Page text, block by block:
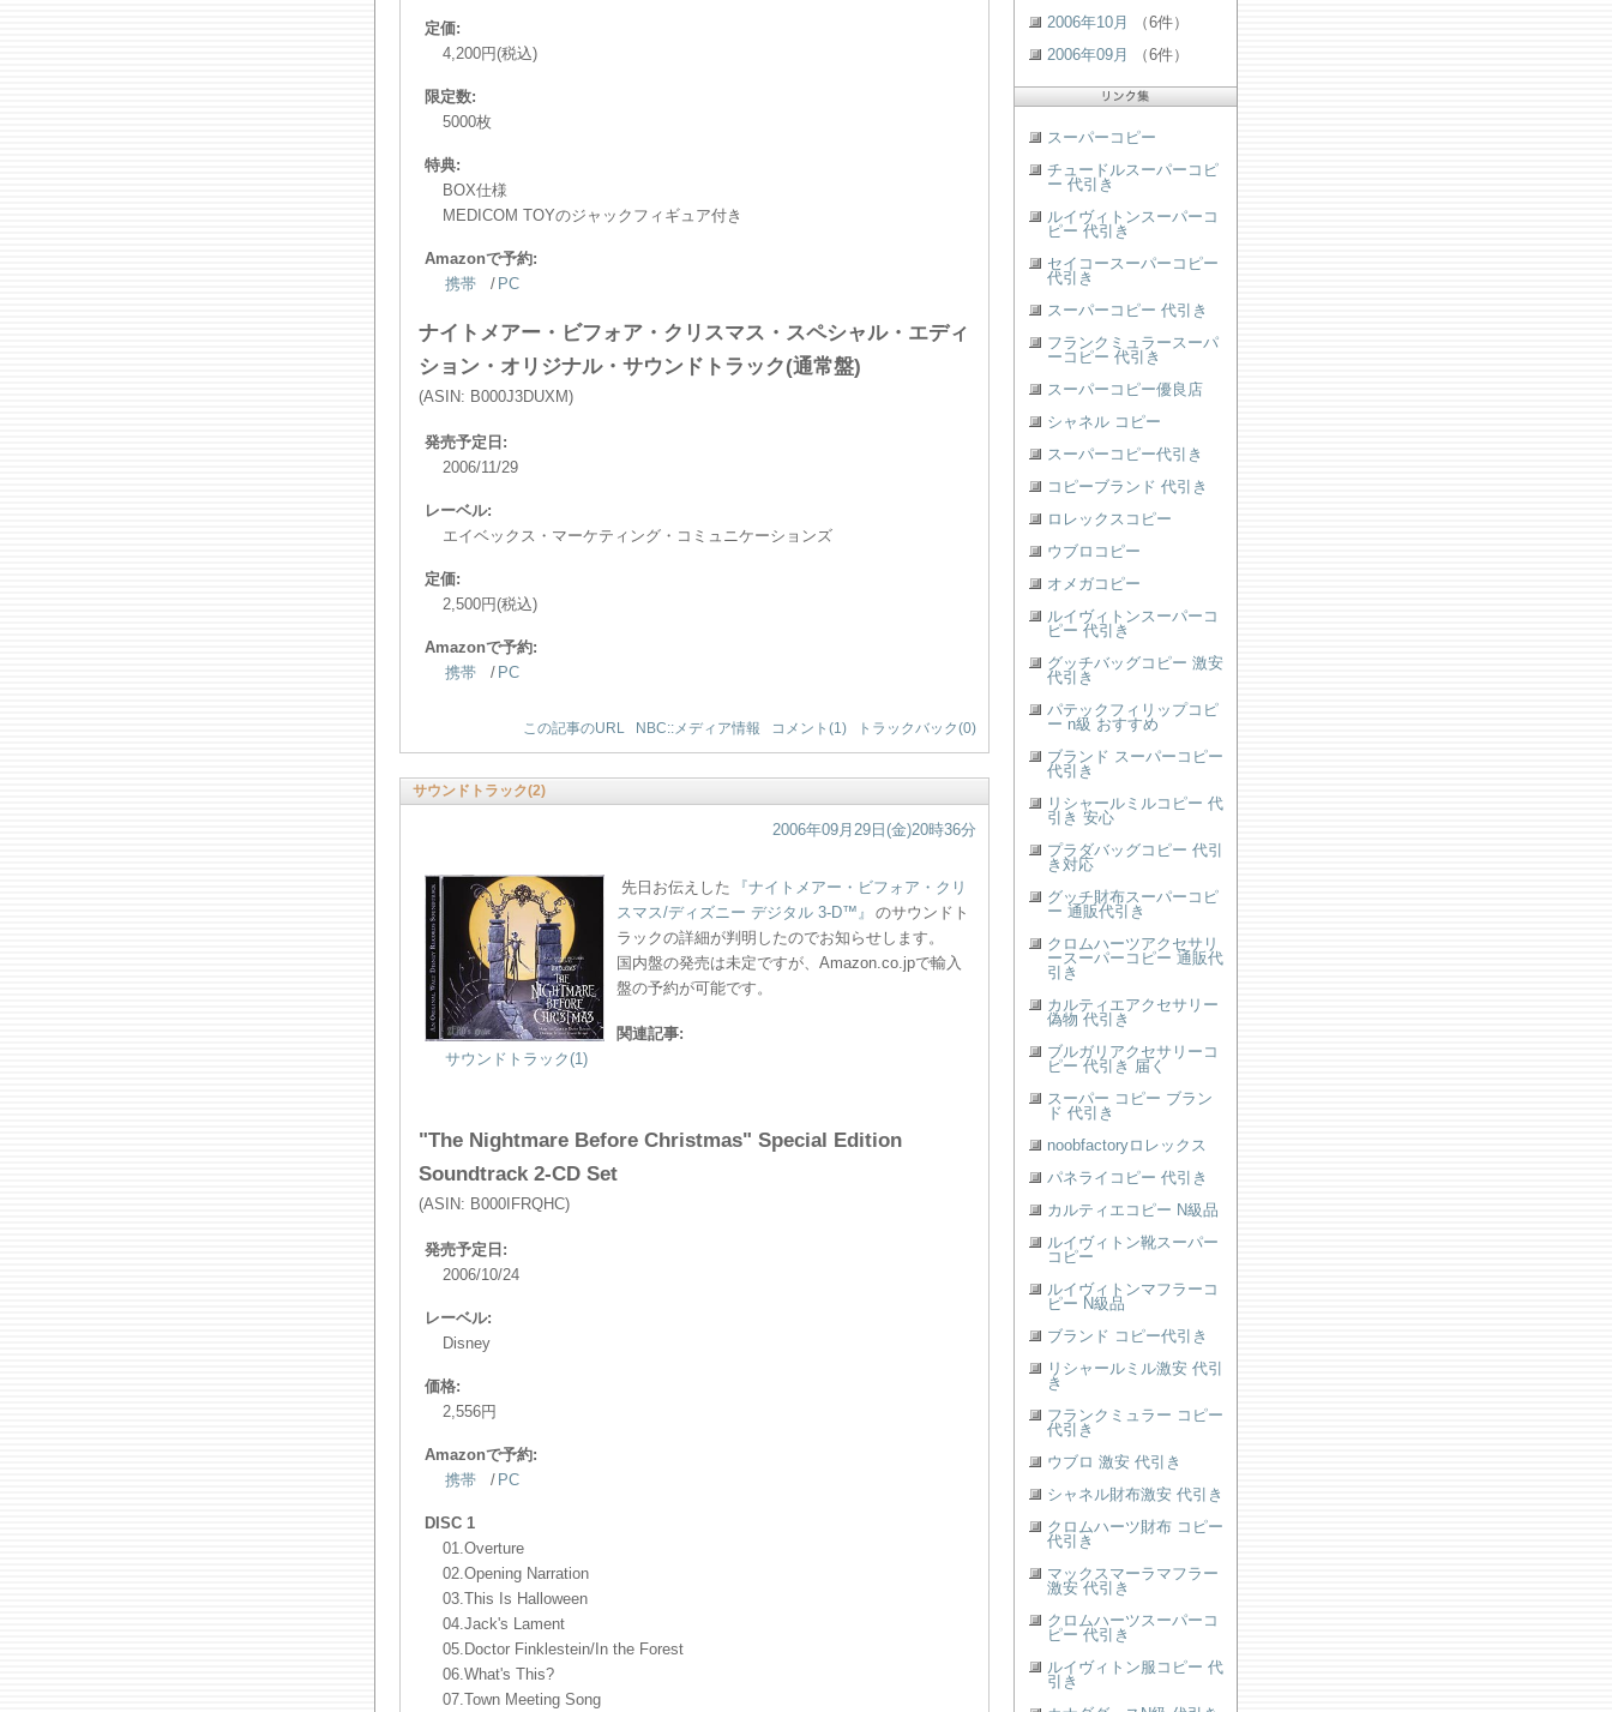
2006年10月
（6件）
2006年09月
（6件）
スーパーコピー
チュードルスーパーコピ
ー 代引き
ルイヴィトンスーパーコ
ピー 代引き
セイコースーパーコピー
代引き
スーパーコピー 代引き
フランクミュラースーパ
ーコピー 代引き
スーパーコピー優良店
シャネル コピー
スーパーコピー代引き
コピーブランド 代引き
ロレックスコピー
ウブロコピー
オメガコピー
ルイヴィトンスーパーコ
ピー 代引き
グッチバッグコピー 激安
代引き
パテックフィリップコピ
ー n級 おすすめ
ブランド スーパーコピー
代引き
リシャールミルコピー 代
引き 安心
プラダバッグコピー 代引
き対応
グッチ財布スーパーコピ
ー 通販代引き
クロムハーツアクセサリ
ースーパーコピー 通販代
引き
カルティエアクセサリー
偽物 代引き
ブルガリアクセサリーコ
ピー 代引き 届く
スーパー コピー ブラン
ド 代引き
noobfactoryロレックス
パネライコピー 代引き
カルティエコピー N級品
ルイヴィトン靴スーパー
コピー
ルイヴィトンマフラーコ
ピー N級品
ブランド コピー代引き
リシャールミル激安 代引
き
フランクミュラー コピー
代引き
ウブロ 激安 代引き
シャネル財布激安 代引き
クロムハーツ財布 コピー
代引き
マックスマーラマフラー
激安 代引き
クロムハーツスーパーコ
ピー 代引き
ルイヴィトン服コピー 代
引き
定価:
4,200円(税込)
限定数:
5000枚
特典:
BOX仕様
MEDICOM TOYのジャックフィギュア付き
Amazonで予約:
携帯
/ PC
ナイトメアー・ビフォア・クリスマス・スペシャル・エディ
ション・オリジナル・サウンドトラック(通常盤)
(ASIN: B000J3DUXM)
発売予定日:
2006/11/29
レーベル:
エイベックス・マーケティング・コミュニケーションズ
定価:
2,500円(税込)
Amazonで予約:
携帯
/ PC
この記事のURL NBC::メディア情報 コメント(1) トラックバック(0)
サウンドトラック(2)
2006年09月29日(金)20時36分
先日お伝えした
『ナイトメアー・ビフォア・クリ
スマス/ディズニー デジタル 3-D™』
のサウンドト
ラックの詳細が判明したのでお知らせします。
国内盤の発売は未定ですが、Amazon.co.jpで輸入
盤の予約が可能です。
関連記事:
サウンドトラック(1)
"The Nightmare Before Christmas" Special Edition
Soundtrack 2-CD Set
(ASIN: B000IFRQHC)
発売予定日:
2006/10/24
レーベル:
Disney
価格:
2,556円
Amazonで予約:
携帯
/ PC
DISC 1
01.Overture
02.Opening Narration
03.This Is Halloween
04.Jack's Lament
05.Doctor Finklestein/In the Forest
06.What's This?
07.Town Meeting Song